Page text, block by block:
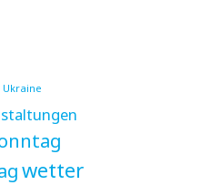
Ukraine
wetter